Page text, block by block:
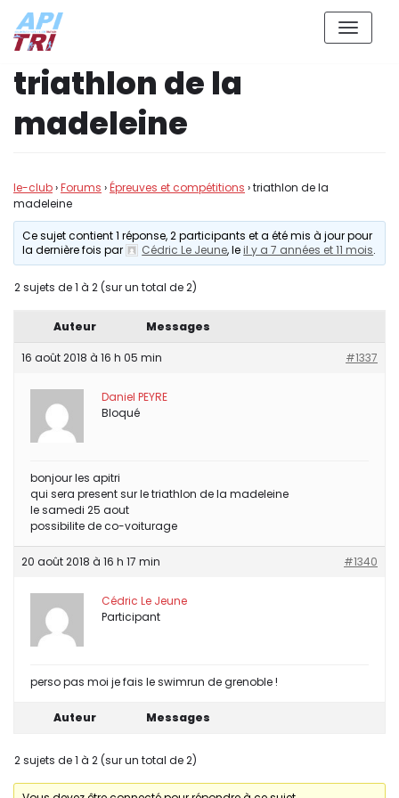
Aller
au
contenu
triathlon de la
madeleine
le-club›Forums ›Épreuves et compétitions ›triathlon de la
madeleine
Ce sujet contient 1 réponse, 2 participants et a été mis à jour pour
la dernière fois par
Cédric Le Jeune, leil y a 7 années et 11 mois.
2 sujets de 1 à 2 (sur un total de 2)
Auteur Messages
16 août 2018 à 16 h 05 min #1337
Daniel PEYRE
Bloqué
bonjour les apitri
qui sera present sur le triathlon de la madeleine
le samedi 25 aout
possibilite de co-voiturage
20 août 2018 à 16 h 17 min #1340
Cédric Le Jeune
Participant
perso pas moi je fais le swimrun de grenoble !
Auteur Messages
2 sujets de 1 à 2 (sur un total de 2)